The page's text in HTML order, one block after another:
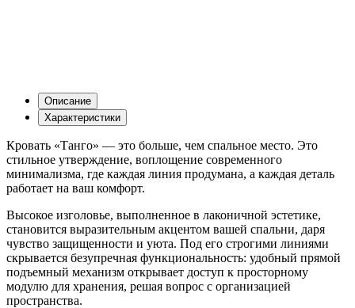
Описание
Характеристики
Кровать «Танго» — это больше, чем спальное место. Это
стильное утверждение, воплощение современного
минимализма, где каждая линия продумана, а каждая деталь
работает на ваш комфорт.
Высокое изголовье, выполненное в лаконичной эстетике,
становится выразительным акцентом вашей спальни, даря
чувство защищенности и уюта. Под его строгими линиями
скрывается безупречная функциональность: удобный прямой
подъемный механизм открывает доступ к просторному
модулю для хранения, решая вопрос с организацией
пространства.